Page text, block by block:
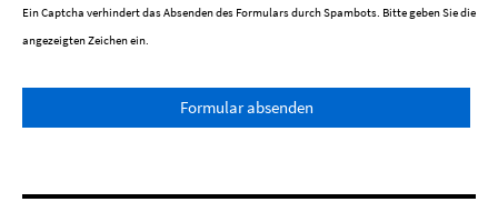
Ein Captcha verhindert das Absenden des Formulars durch Spambots. Bitte geben Sie die
angezeigten Zeichen ein.
Formular absenden